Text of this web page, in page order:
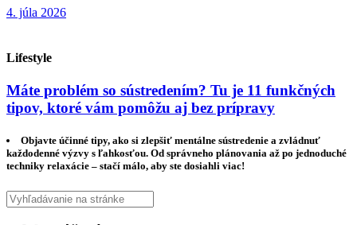
4. júla 2026
Lifestyle
Máte problém so sústredením? Tu je 11 funkčných
tipov, ktoré vám pomôžu aj bez prípravy
Objavte účinné tipy, ako si zlepšiť mentálne sústredenie a zvládnuť
každodenné výzvy s ľahkosťou. Od správneho plánovania až po jednoduché
techniky relaxácie – stačí málo, aby ste dosiahli viac!